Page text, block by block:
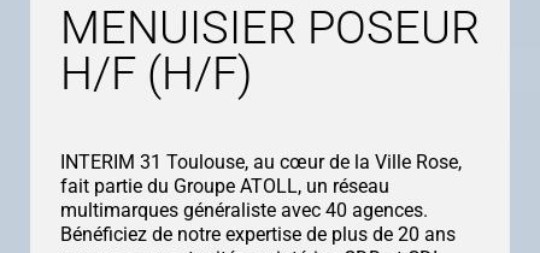
MENUISIER POSEUR
H/F (H/F)
INTERIM 31 Toulouse, au cœur de la Ville Rose,
fait partie du Groupe ATOLL, un réseau
multimarques généraliste avec 40 agences.
Bénéficiez de notre expertise de plus de 20 ans